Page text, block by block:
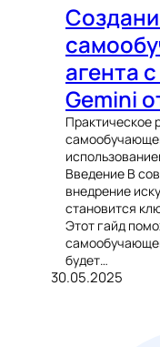
агента
Gemini
Практическое
Введение В
внедрение
становится
Этот гайд
будет…
30.05.2025